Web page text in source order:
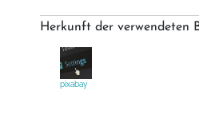
Herkunft der verwendeten
pixabay